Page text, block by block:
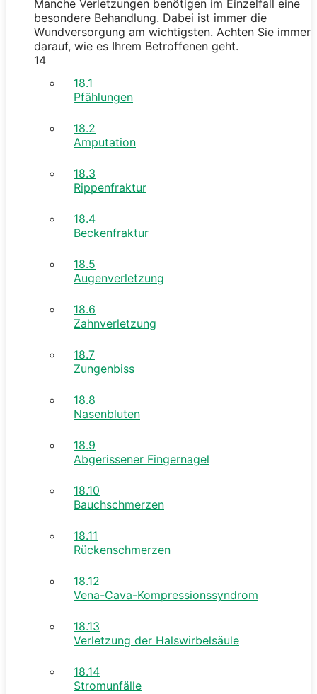
Manche Verletzungen benötigen im Einzelfall eine
besondere Behandlung. Dabei ist immer die
Wundversorgung am wichtigsten. Achten Sie immer
darauf, wie es Ihrem Betroffenen geht.
14
18.1
Pfählungen
18.2
Amputation
18.3
Rippenfraktur
18.4
Beckenfraktur
18.5
Augenverletzung
18.6
Zahnverletzung
18.7
Zungenbiss
18.8
Nasenbluten
18.9
Abgerissener Fingernagel
18.10
Bauchschmerzen
18.11
Rückenschmerzen
18.12
Vena-Cava-Kompressionssyndrom
18.13
Verletzung der Halswirbelsäule
18.14
Stromunfälle